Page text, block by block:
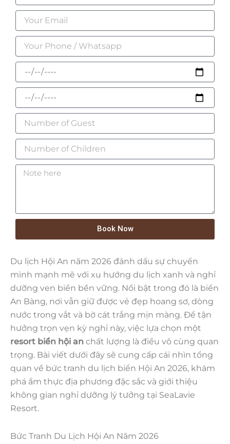
Book Now
Du lịch Hội An năm 2026 đánh dấu sự chuyển
mình mạnh mẽ với xu hướng du lịch xanh và nghỉ
dưỡng ven biển bền vững. Nổi bật trong đó là biển
An Bàng, nơi vẫn giữ được vẻ đẹp hoang sơ, dòng
nước trong vắt và bờ cát trắng mịn màng. Để tận
hưởng trọn vẹn kỳ nghỉ này, việc lựa chọn một
resort biển hội an chất lượng là điều vô cùng quan
trọng. Bài viết dưới đây sẽ cung cấp cái nhìn tổng
quan về bức tranh du lịch biển Hội An 2026, khám
phá ẩm thực địa phương đặc sắc và giới thiệu
không gian nghỉ dưỡng lý tưởng tại SeaLavie
Resort.
Bức Tranh Du Lịch Hội An Năm 2026